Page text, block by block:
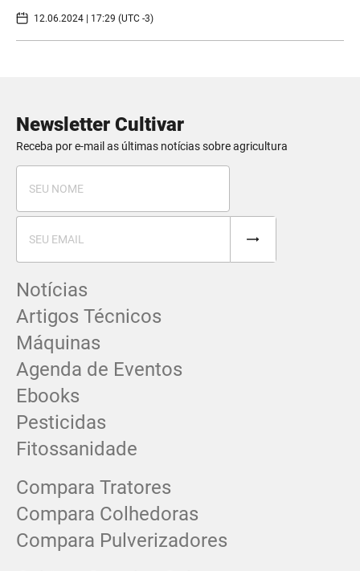
12.06.2024 | 17:29 (UTC -3)
Newsletter Cultivar
Receba por e-mail as últimas notícias sobre agricultura
Notícias
Artigos Técnicos
Máquinas
Agenda de Eventos
Ebooks
Pesticidas
Fitossanidade
Compara Tratores
Compara Colhedoras
Compara Pulverizadores